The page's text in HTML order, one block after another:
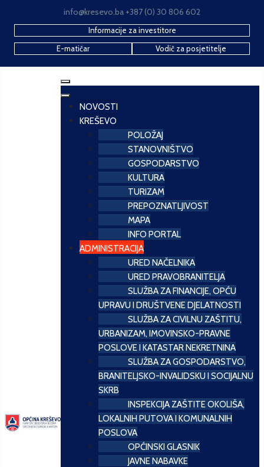
info@kresevo.ba +387 (0) 30 806 602
Informacije za investitore
E-matičar
Vodič za posjetitelje
NOVOSTI
KREŠEVO
POLOŽAJ
STANOVNIŠTVO
GOSPODARSTVO
KULTURA
TURIZAM
PREPOZNATLJIVOST
MAPA
INFO PORTAL
ADMINISTRACIJA
URED NAČELNIKA
URED PRAVOBRANITELJA
SLUŽBA ZA FINANCIJE, OPĆU
UPRAVU I DRUŠTVENE DJELATNOSTI
SLUŽBA ZA CIVILNU ZAŠTITU,
URBANIZAM, IMOVINSKO-PRAVNE
POSLOVE I KATASTAR NEKRETNINA
SLUŽBA ZA GOSPODARSTVO,
BRANITELJSKO-INVALIDSKU I SOCIJALNU
SKRB
INSPEKCIJA ZAŠTITE OKOLIŠA,
LOKALNIH PUTOVA I KOMUNALNIH
POSLOVA
OPĆINSKI GLASNIK
JAVNE NABAVKE